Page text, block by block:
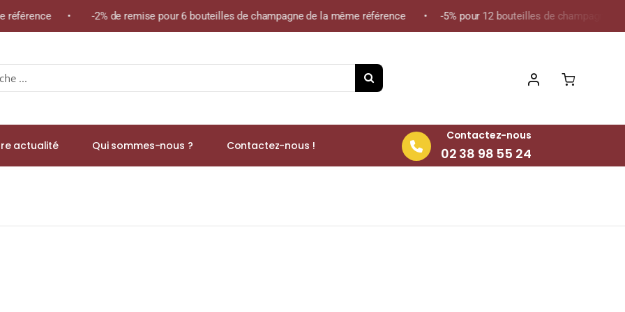
• -2% de remise pour 6 bouteilles de champagne de la même référence • -5% pour 12 bouteilles de champagne de la
actualité Qui sommes-nous ? Contactez-nous !
Contactez-nous
02 38 98 55 24